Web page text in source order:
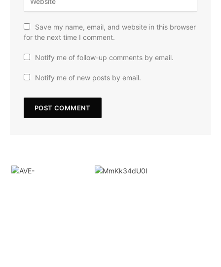
Save my name, email, and website in this browser
for the next time I comment.
Notify me of follow-up comments by email.
Notify me of new posts by email.